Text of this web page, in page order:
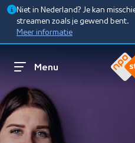
Niet in Nederland? Je kan
streamen zoals je gewend bent.
Meer informatie
Menu